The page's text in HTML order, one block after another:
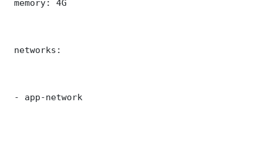
memory: 4G
networks:
- app-network